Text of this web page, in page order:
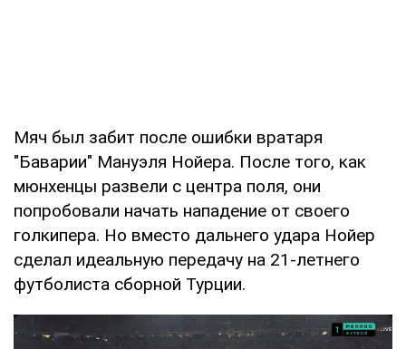
Мяч был забит после ошибки вратаря
"Баварии" Мануэля Нойера. После того, как
мюнхенцы развели с центра поля, они
попробовали начать нападение от своего
голкипера. Но вместо дальнего удара Нойер
сделал идеальную передачу на 21-летнего
футболиста сборной Турции.